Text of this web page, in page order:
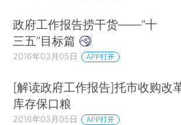
政府工作报告捞干货——“十
三五”目标篇
2016年03月05日 APP打开
[解读政府工作报告]托市收购改
库存保口粮
2016年03月05日 APP打开